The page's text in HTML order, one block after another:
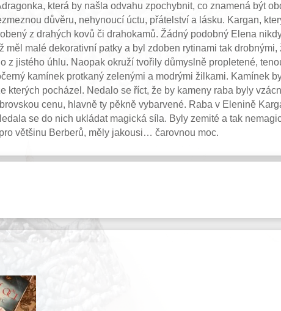
která by našla odvahu zpochybnit, co znamená být
důvěru, nehynoucí úctu, přátelství a lásku. Kargan,
z drahých kovů či drahokamů. Žádný podobný Elena
malé dekorativní patky a byl zdoben rytinami tak drobnými,
z jistého úhlu. Naopak okruží tvořily důmyslně propletené,
kamínek protkaný zelenými a modrými žilkami. Kamínek
kterých pocházel. Nedalo se říct, že by kameny raba byly
cenu, hlavně ty pěkně vybarvené. Raba v Elenině
se do nich ukládat magická síla. Byly zemité a tak
většinu Berberů, měly jakousi… čarovnou moc.